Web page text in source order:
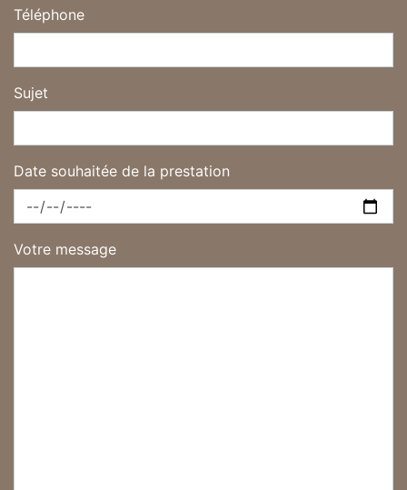
Téléphone
Sujet
Date souhaitée de la prestation
Votre message